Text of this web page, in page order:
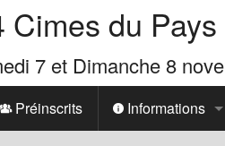
Cimes du
7 et Dimanche 8
Préinscrits Informations